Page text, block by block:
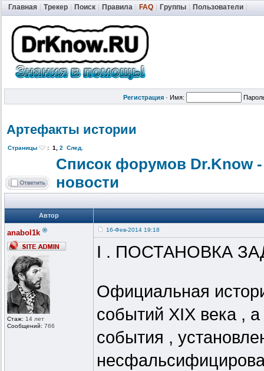
Главная Трекер Поиск Правила FAQ Группы Пользователи
Регистрация · Имя:
Артефакты истории
Страницы : 1, 2 След.
Список форумов Dr.Know
новости
Автор
anabol1k ®
Стаж: 14 лет
Сообщений: 766
16-Фев-2014 19:18
I . ПОСТАНОВКА
Официальная
событий XIX века ,
события ,